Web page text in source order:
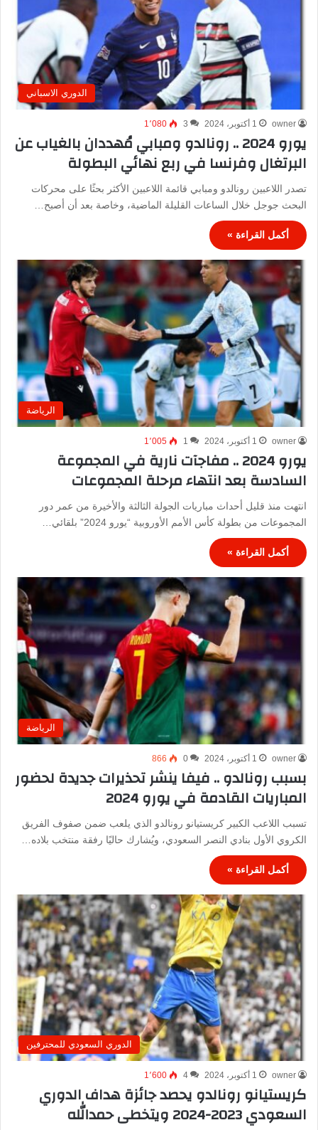
الدوري الاسباني
owner 1 أكتوبر، 2024 3 1٬080
يورو 2024 .. رونالدو ومبابي مُهددان بالغياب عن
البرتغال وفرنسا في ربع نهائي البطولة
تصدر اللاعبين رونالدو ومبابي قائمة اللاعبين الأكثر بحثًا على محركات
البحث جوجل خلال الساعات القليلة الماضية، وخاصة بعد أن أصبح…
أكمل القراءة »
الرياضة
owner 1 أكتوبر، 2024 1 1٬005
يورو 2024 .. مفاجآت نارية في المجموعة
السادسة بعد انتهاء مرحلة المجموعات
انتهت منذ قليل أحداث مباريات الجولة الثالثة والأخيرة من عمر دور
المجموعات من بطولة كأس الأمم الأوروبية “يورو 2024” بلقائي…
أكمل القراءة »
الرياضة
owner 1 أكتوبر، 2024 0
866
بسبب رونالدو .. فيفا ينشر تحذيرات جديدة لحضور
المباريات القادمة في يورو 2024
تسبب اللاعب الكبير كريستيانو رونالدو الذي يلعب ضمن صفوف الفريق
الكروي الأول بنادي النصر السعودي، ويُشارك حاليًا رفقة منتخب بلاده…
أكمل القراءة »
الدوري السعودي للمحترفين
owner 1 أكتوبر، 2024 4 1٬600
كريستيانو رونالدو يحصد جائزة هداف الدوري
السعودي 2023-2024 ويتخطى حمدالله